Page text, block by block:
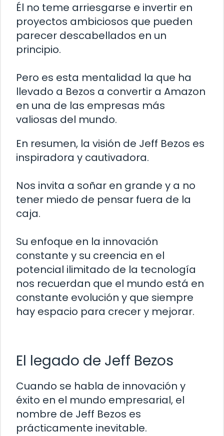
Él no teme arriesgarse e invertir en
proyectos ambiciosos que pueden
parecer descabellados en un
principio.
Pero es esta mentalidad la que ha
llevado a Bezos a convertir a Amazon
en una de las empresas más
valiosas del mundo.
En resumen, la visión de Jeff Bezos es
inspiradora y cautivadora.
Nos invita a soñar en grande y a no
tener miedo de pensar fuera de la
caja.
Su enfoque en la innovación
constante y su creencia en el
potencial ilimitado de la tecnología
nos recuerdan que el mundo está en
constante evolución y que siempre
hay espacio para crecer y mejorar.
El legado de Jeff Bezos
Cuando se habla de innovación y
éxito en el mundo empresarial, el
nombre de Jeff Bezos es
prácticamente inevitable.